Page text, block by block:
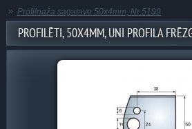
Profilnaža sagatave 50x4mm, Nr.5199
PROFILĒTI, 50X4MM, UNI PROFILA